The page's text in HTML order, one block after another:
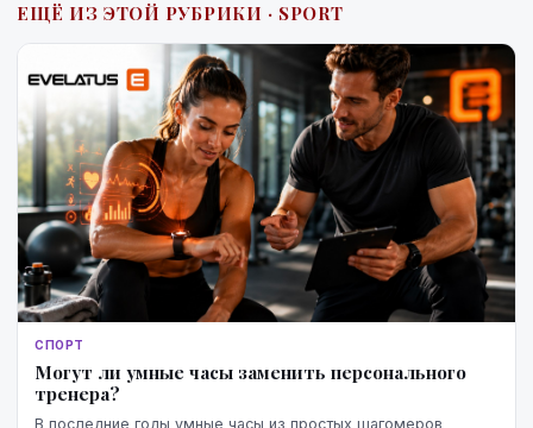
ЕЩЁ ИЗ ЭТОЙ РУБРИКИ · SPORT
СПОРТ
Могут ли умные часы заменить персонального
тренера?
В последние годы умные часы из простых шагомеров